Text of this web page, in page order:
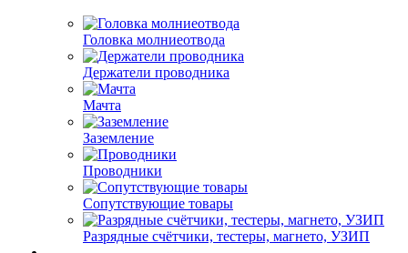
Головка молниеотвода
Держатели проводника
Мачта
Заземление
Проводники
Сопутствующие товары
Разрядные счётчики, тестеры, магнето, УЗИП